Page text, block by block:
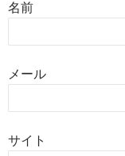
名前
メール
サイト